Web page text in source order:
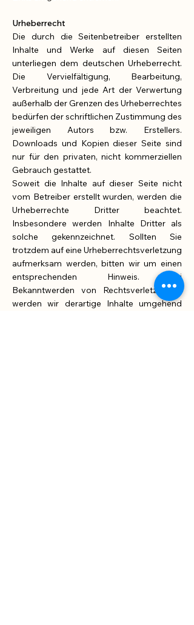
Urheberrecht
Die durch die Seitenbetreiber erstellten
Inhalte und Werke auf diesen Seiten
unterliegen dem deutschen Urheberrecht.
Die Vervielfältigung, Bearbeitung,
Verbreitung und jede Art der Verwertung
außerhalb der Grenzen des Urheberrechtes
bedürfen der schriftlichen Zustimmung des
jeweiligen Autors bzw. Erstellers.
Downloads und Kopien dieser Seite sind
nur für den privaten, nicht kommerziellen
Gebrauch gestattet.
Soweit die Inhalte auf dieser Seite nicht
vom Betreiber erstellt wurden, werden die
Urheberrechte Dritter beachtet.
Insbesondere werden Inhalte Dritter als
solche gekennzeichnet. Sollten Sie
trotzdem auf eine Urheberrechtsverletzung
aufmerksam werden, bitten wir um einen
entsprechenden Hinweis. Bei
Bekanntwerden von Rechtsverletzungen
werden wir derartige Inhalte umgehend